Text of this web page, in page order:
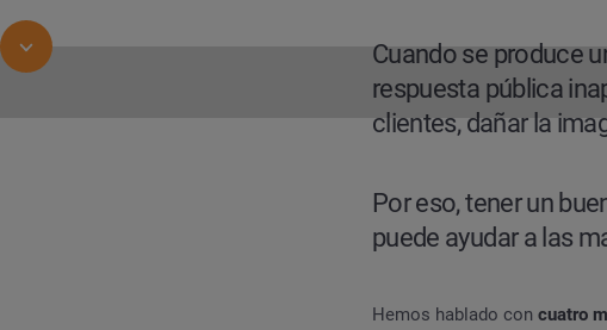
Cuando se produce
respuesta pública
clientes, dañar la
Por eso, tener un
puede ayudar a las
Hemos hablado con cuatro